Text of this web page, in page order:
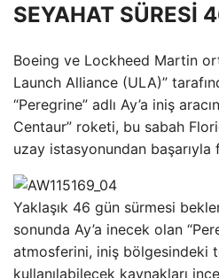
SEYAHAT SÜRESİ
Boeing ve Lockheed Martin
Launch Alliance (ULA)”
“Peregrine” adlı Ay’a iniş
Centaur” roketi, bu sabah
uzay istasyonundan başarıyla
Yaklaşık 46 gün sürmesi
sonunda Ay’a inecek olan
atmosferini, iniş bölgesindeki
kullanılabilecek kaynakları